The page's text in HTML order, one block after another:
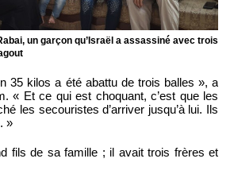
un garçon qu’Israël a assassiné avec trois
35 kilos a été abattu de trois balles », a
« Et ce qui est choquant, c’est que les
les secouristes d’arriver jusqu’à lui. Ils
»
fils de sa famille ; il avait trois frères et